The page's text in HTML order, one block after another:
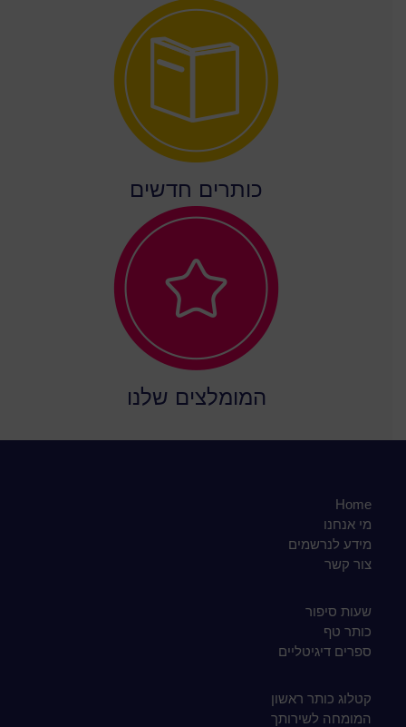
כותרים חדשים
המומלצים שלנו
Home
מי אנחנו
מידע לנרשמים
צור קשר
שעות סיפור
כותר טף
ספרים דיגיטליים
קטלוג כותר ראשון
המומחה לשירותך